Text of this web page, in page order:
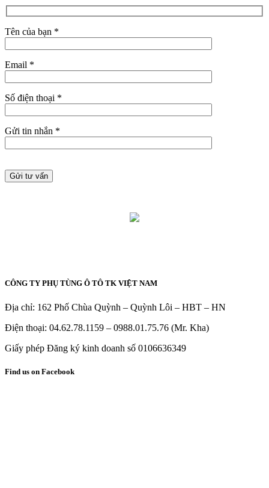
Tên của bạn *
Email *
Số điện thoại *
Gửi tin nhắn *
CÔNG TY PHỤ TÙNG Ô TÔ TK VIỆT NAM
Địa chỉ: 162 Phố Chùa Quỳnh – Quỳnh Lôi – HBT – HN
Điện thoại: 04.62.78.1159 – 0988.01.75.76 (Mr. Kha)
Giấy phép Đăng ký kinh doanh số 0106636349
Find us on Facebook